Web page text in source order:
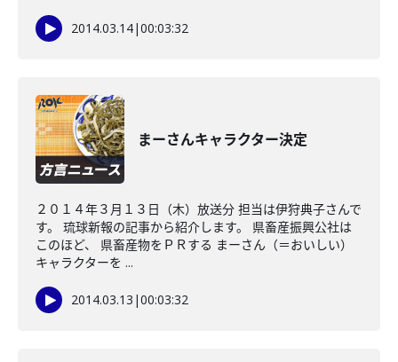
2014.03.14|00:03:32
まーさんキャラクター決定
２０１４年３月１３日（木）放送分 担当は伊狩典子さんで
す。 琉球新報の記事から紹介します。 県畜産振興公社は
このほど、 県畜産物をＰＲする まーさん（＝おいしい）
キャラクターを ...
2014.03.13 |00:03:32